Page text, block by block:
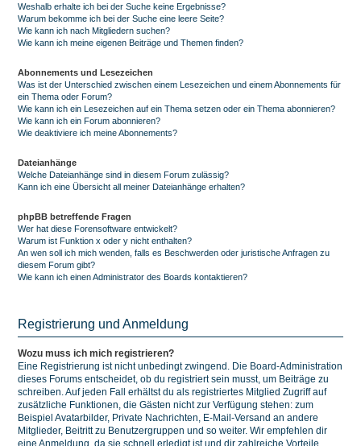
Weshalb erhalte ich bei der Suche keine Ergebnisse?
Warum bekomme ich bei der Suche eine leere Seite?
Wie kann ich nach Mitgliedern suchen?
Wie kann ich meine eigenen Beiträge und Themen finden?
Abonnements und Lesezeichen
Was ist der Unterschied zwischen einem Lesezeichen und einem Abonnements für
ein Thema oder Forum?
Wie kann ich ein Lesezeichen auf ein Thema setzen oder ein Thema abonnieren?
Wie kann ich ein Forum abonnieren?
Wie deaktiviere ich meine Abonnements?
Dateianhänge
Welche Dateianhänge sind in diesem Forum zulässig?
Kann ich eine Übersicht all meiner Dateianhänge erhalten?
phpBB betreffende Fragen
Wer hat diese Forensoftware entwickelt?
Warum ist Funktion x oder y nicht enthalten?
An wen soll ich mich wenden, falls es Beschwerden oder juristische Anfragen zu
diesem Forum gibt?
Wie kann ich einen Administrator des Boards kontaktieren?
Registrierung und Anmeldung
Wozu muss ich mich registrieren?
Eine Registrierung ist nicht unbedingt zwingend. Die Board-Administration
dieses Forums entscheidet, ob du registriert sein musst, um Beiträge zu
schreiben. Auf jeden Fall erhältst du als registriertes Mitglied Zugriff auf
zusätzliche Funktionen, die Gästen nicht zur Verfügung stehen: zum
Beispiel Avatarbilder, Private Nachrichten, E-Mail-Versand an andere
Mitglieder, Beitritt zu Benutzergruppen und so weiter. Wir empfehlen dir
eine Anmeldung, da sie schnell erledigt ist und dir zahlreiche Vorteile